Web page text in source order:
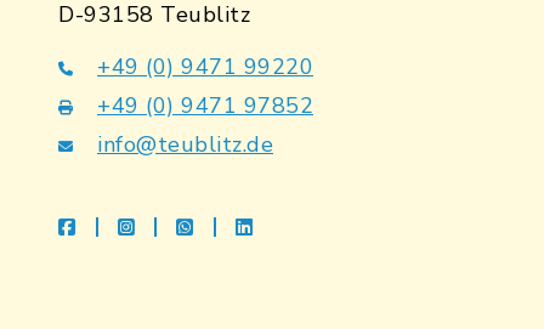
D-93158 Teublitz
+49 (0) 9471 99220
+49 (0) 9471 97852
info@teublitz.de
facebookinstagramwhatsapplinkedin